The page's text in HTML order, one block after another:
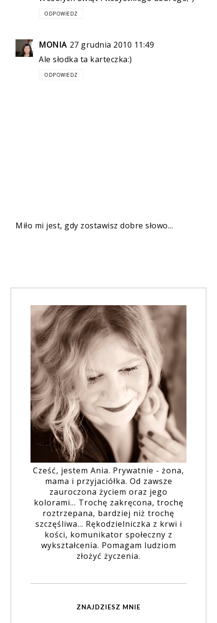
ODPOWIEDZ
MONIA 27 grudnia 2010 11:49
Ale słodka ta karteczka:)
ODPOWIEDZ
Miło mi jest, gdy zostawisz dobre słowo...
Cześć, jestem Ania. Prywatnie - żona,
mama i przyjaciółka. Od zawsze
zauroczona życiem oraz jego
kolorami... Trochę zakręcona, trochę
roztrzepana, bardziej niż trochę
szczęśliwa... Rękodzielniczka z krwi i
kości, komunikator społeczny z
wykształcenia. Pomagam ludziom
złożyć życzenia.
ZNAJDZIESZ MNIE